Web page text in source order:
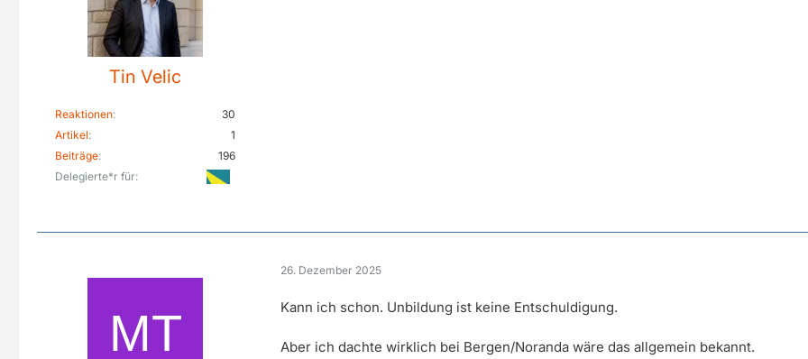
Tin Velic
Reaktionen
30
Artikel
1
Beiträge
196
Delegierte*r für
26. Dezember 2025
Kann ich schon. Unbildung ist keine Entschuldigung.
Aber ich dachte wirklich bei Bergen/Noranda wäre das allgemein bekannt.